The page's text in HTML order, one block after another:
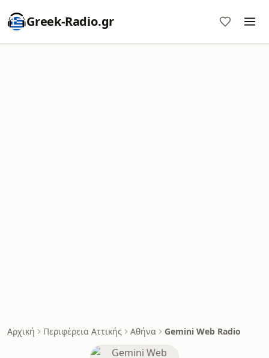
Greek-Radio.gr
Αρχική Περιφέρεια Αττικής Αθήνα Gemini Web Radio